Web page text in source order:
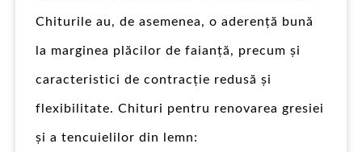
Chiturile au, de asemenea, o aderență bună
la marginea plăcilor de faianță, precum și
caracteristici de contracție redusă și
flexibilitate. Chituri pentru renovarea gresiei
și a tencuielilor din lemn: